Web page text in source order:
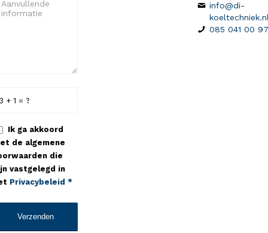
3 + 1 = ?
Ik ga akkoord
de algemene
die
vastgelegd in
Privacybeleid *
info@di-
085 041 00 97